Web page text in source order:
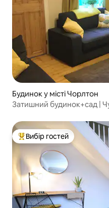
Будинок у місті Чорлтон
Затишний будинок+сад |
Топ вибір гостей
Вибір гостей